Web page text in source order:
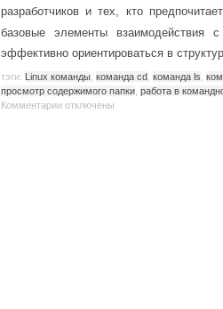
разработчиков и тех, кто
базовые элементы
эффективно ориентироваться в
тэги: Linux команды команда cd команда ls
просмотр содержимого папки работа в
Комментарии отключены